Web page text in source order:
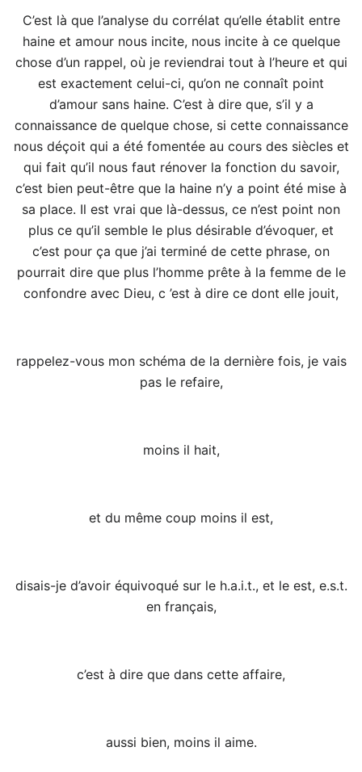
C’est là que l’analyse du corrélat qu’elle établit entre
haine et amour nous incite, nous incite à ce quelque
chose d’un rappel, où je reviendrai tout à l’heure et qui
est exactement celui-ci, qu’on ne connaît point
d’amour sans haine. C’est à dire que, s’il y a
connaissance de quelque chose, si cette connaissance
nous déçoit qui a été fomentée au cours des siècles et
qui fait qu’il nous faut rénover la fonction du savoir,
c’est bien peut-être que la haine n’y a point été mise à
sa place. Il est vrai que là-dessus, ce n’est point non
plus ce qu’il semble le plus désirable d’évoquer, et
c’est pour ça que j’ai terminé de cette phrase, on
pourrait dire que plus l’homme prête à la femme de le
confondre avec Dieu, c ’est à dire ce dont elle jouit,
rappelez-vous mon schéma de la dernière fois, je vais
pas le refaire,
moins il hait,
et du même coup moins il est,
disais-je d’avoir équivoqué sur le h.a.i.t., et le est, e.s.t.
en français,
c’est à dire que dans cette affaire,
aussi bien, moins il aime.